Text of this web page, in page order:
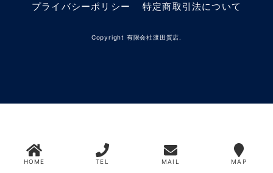
プライバシーポリシー 特定商取引法について
Copyright 有限会社渡田質店.
HOME TEL MAIL MAP